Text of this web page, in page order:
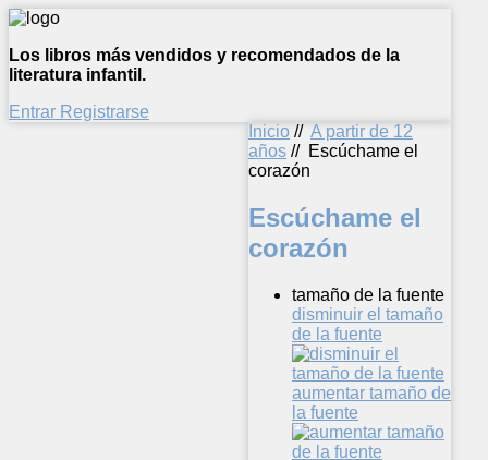
Los libros más vendidos y recomendados de la
literatura infantil.
Entrar Registrarse
Inicio // A partir de 12
años // Escúchame el
corazón
Escúchame el
corazón
tamaño de la fuente
disminuir el tamaño
de la fuente
aumentar tamaño de
la fuente